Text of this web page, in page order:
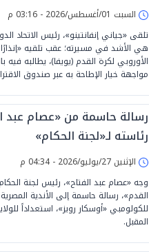
السبت 01/أغسطس/2026 - 03:16 م
تلقى «جياني إنفانتينو»، رئيس الاتحاد
هي الأشد في مسيرته؛ عقب تلقيه
الأوروبي لكرة القدم (يويفا)، يطالبه
مواجهة خيار الإطاحة به عبر صندوق
رسالة حاسمة من «عصام عبد
رئاسته لـ«لجنة الحكام»
الإثنين 27/يوليو/2026 - 04:34 م
وجه «عصام عبد الفتاح»، رئيس لجنة
القدم»، رسالة حاسمة إلى الأندية
للكولومبي «أوسكار رويز»، استعداداً
المقبل.